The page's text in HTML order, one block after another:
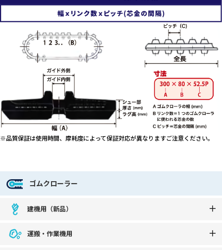
※品質保証は使用時間、摩耗度によって保証対応が異なりますご注意ください。
ゴムクローラー
建機用（新品）
運搬・作業機用